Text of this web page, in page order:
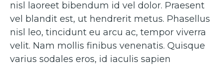
nisl laoreet bibendum id vel dolor. Praesent
vel blandit est, ut hendrerit metus. Phasellus
nisl leo, tincidunt eu arcu ac, tempor viverra
velit. Nam mollis finibus venenatis. Quisque
varius sodales eros, id iaculis sapien